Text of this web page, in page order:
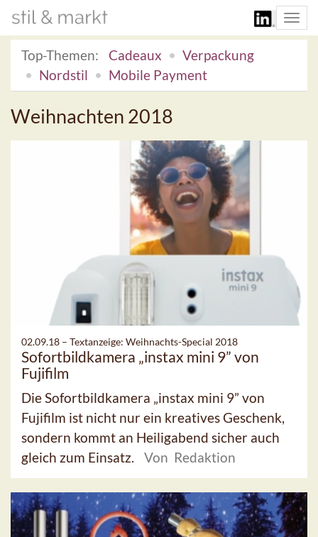
Top-Themen:
Cadeaux
Verpackung
Nordstil
Mobile Payment
Weihnachten 2018
02.09.18 – Textanzeige: Weihnachts-Special 2018
Sofortbildkamera „instax mini 9” von
Fujifilm
Die Sofortbildkamera „instax mini 9” von
Fujifilm ist nicht nur ein kreatives Geschenk,
sondern kommt an Heiligabend sicher auch
gleich zum Einsatz.
Von Redaktion